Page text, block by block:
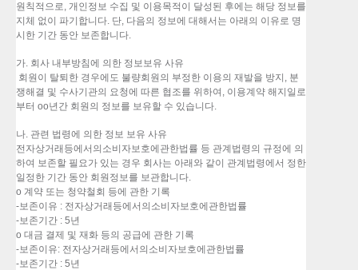
원칙적으로, 개인정보 수집 및 이용목적이 달성된 후에는 해당 정보를
지체 없이 파기합니다. 단, 다음의 정보에 대해서는 아래의 이유로 명
시한 기간 동안 보존합니다.
가. 회사 내부방침에 의한 정보보유 사유
회원이 탈퇴한 경우에도 불량회원의 부정한 이용의 재발을 방지, 분
쟁해결 및 수사기관의 요청에 따른 협조를 위하여, 이용계약 해지일로
부터 oo년간 회원의 정보를 보유할 수 있습니다.
나. 관련 법령에 의한 정보 보유 사유
전자상거래등에서의소비자보호에관한법률 등 관계법령의 규정에 의
하여 보존할 필요가 있는 경우 회사는 아래와 같이 관계법령에서 정한
일정한 기간 동안 회원정보를 보관합니다.
o 계약 또는 청약철회 등에 관한 기록
-보존이유 : 전자상거래등에서의소비자보호에관한법률
-보존기간 : 5년
o 대금 결제 및 재화 등의 공급에 관한 기록
-보존이유: 전자상거래등에서의소비자보호에관한법률
-보존기간 : 5년